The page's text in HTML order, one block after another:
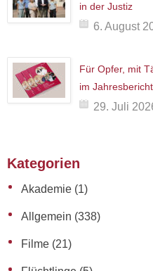
in der Justiz
6. August
Für Opfer, mit
im
29. Juli
Kategorien
Akademie (1)
Allgemein (338)
Filme (21)